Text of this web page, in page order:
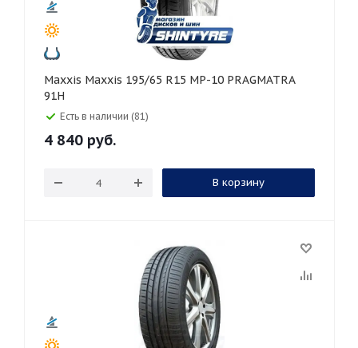
Maxxis Maxxis 195/65 R15 MP-10 PRAGMATRA
91H
Есть в наличии (81)
4 840 руб.
В корзину